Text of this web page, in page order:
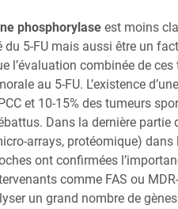
phosphorylase est moins
du 5-FU mais aussi être un
l’évaluation combinée de
au 5-FU. L’existence
et 10-15% des tumeurs
Dans la dernière
arrays, protéomique)
ont confirmées
comme FAS ou
un grand nombre de